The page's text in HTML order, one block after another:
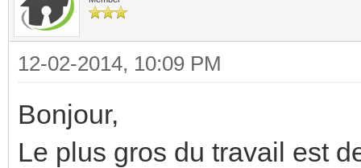
12-02-2014, 10:09 PM
Bonjour,
Le plus gros du travail est